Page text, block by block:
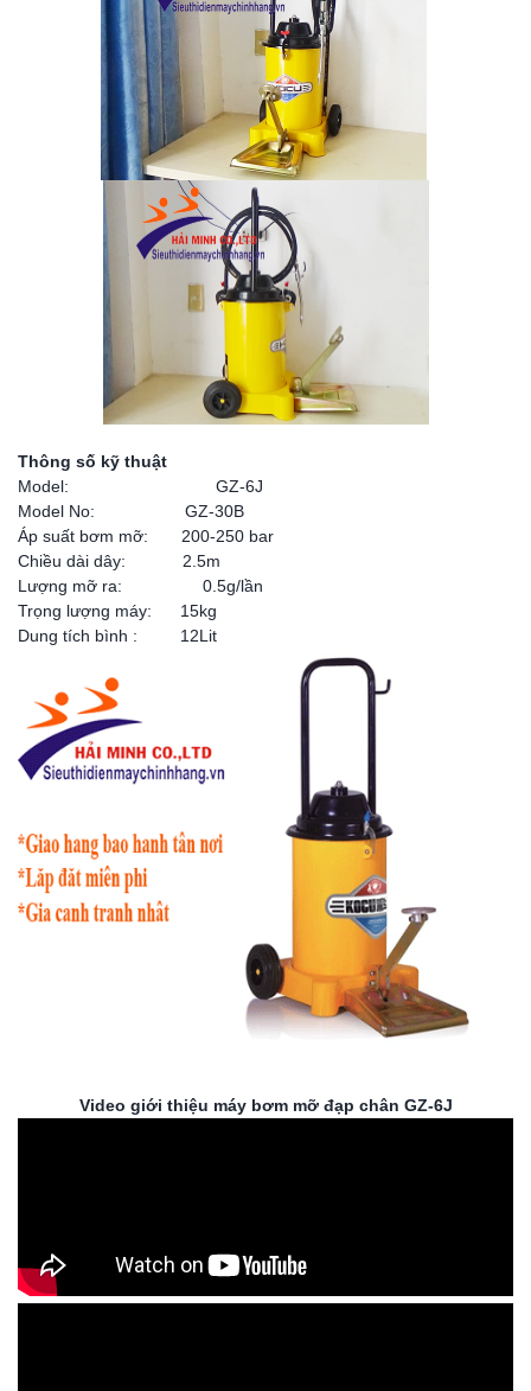
Thông số kỹ thuật
Model: GZ-6J
Model No: GZ-30B
Áp suất bơm mỡ: 200-250 bar
Chiều dài dây: 2.5m
Lượng mỡ ra: 0.5g/lần
Trọng lượng máy: 15kg
Dung tích bình : 12Lit
Video giới thiệu máy bơm mỡ đạp chân GZ-6J